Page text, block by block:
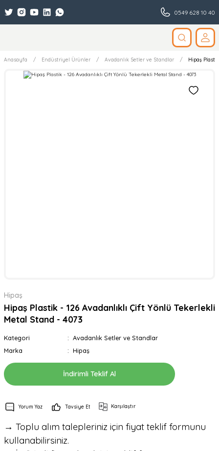
0549 628 10 40
Anasayfa Endüstriyel Ürünler Avadanlık Setler ve Standlar Hipaş
Hipaş
Hipaş Plastik - 126 Avadanlıklı Çift Yönlü Tekerlekli
Metal Stand - 4073
Kategori
Avadanlık Setler ve Standlar
Marka
Hipaş
İndirimli Teklif Al
Yorum Yaz Tavsiye Et Karşılaştır
→ Toplu alım talepleriniz için fiyat teklif formunu
kullanabilirsiniz.